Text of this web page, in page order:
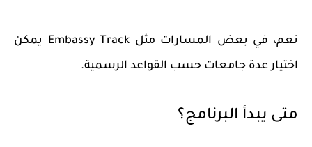
نعم، في بعض المسارات مثل Embassy Track يمكن
اختيار عدة جامعات حسب القواعد الرسمية.
متى يبدأ البرنامج؟